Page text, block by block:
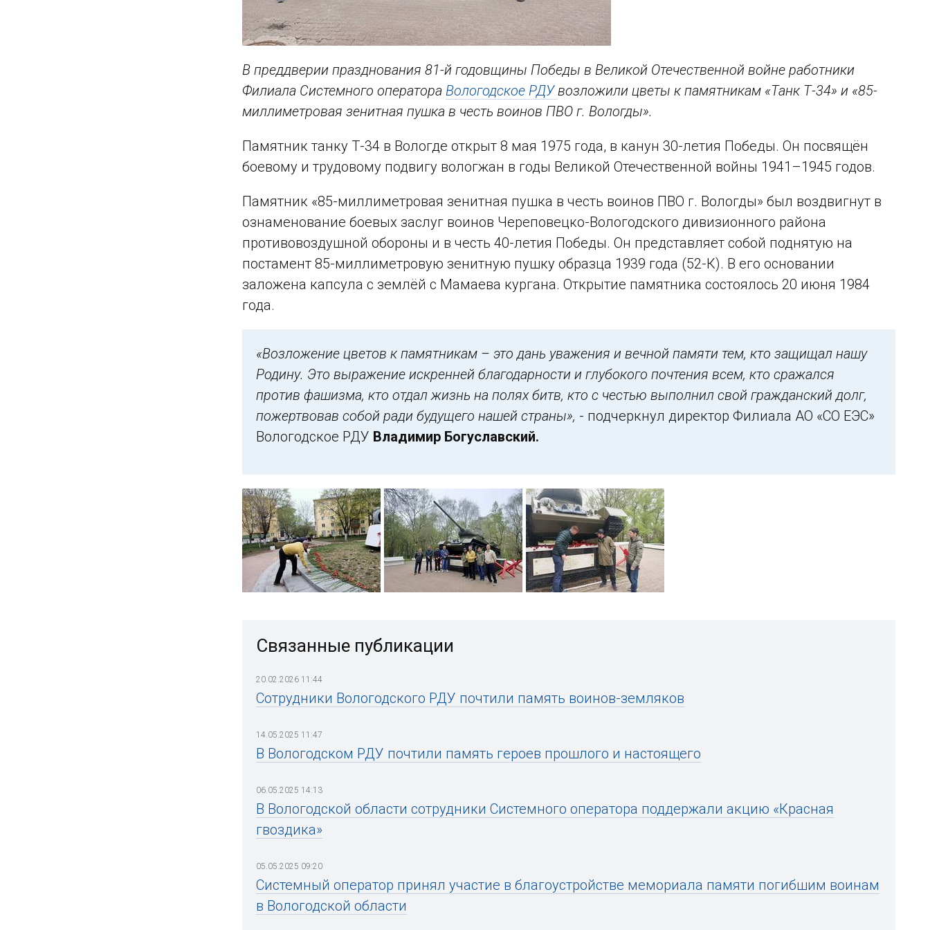
В преддверии празднования 81-й годовщины Победы в Великой Отечественной войне работники
Филиала Системного оператора Вологодское РДУвозложили цветы к памятникам «Танк Т-34» и «85-
миллиметровая зенитная пушка в честь воинов ПВО г. Вологды».
Памятник танку Т-34 в Вологде открыт 8 мая 1975 года, в канун 30-летия Победы. Он посвящён
боевому и трудовому подвигу вологжан в годы Великой Отечественной войны 1941–1945 годов.
Памятник «85-миллиметровая зенитная пушка в честь воинов ПВО г. Вологды» был воздвигнут в
ознаменование боевых заслуг воинов Череповецко-Вологодского дивизионного района
противовоздушной обороны и в честь 40-летия Победы. Он представляет собой поднятую на
постамент 85-миллиметровую зенитную пушку образца 1939 года (52-К). В его основании
заложена капсула с землёй с Мамаева кургана. Открытие памятника состоялось 20 июня 1984
года.
«Возложение цветов к памятникам – это дань уважения и вечной памяти тем, кто защищал нашу
Родину. Это выражение искренней благодарности и глубокого почтения всем, кто сражался
против фашизма, кто отдал жизнь на полях битв, кто с честью выполнил свой гражданский долг,
пожертвовав собой ради будущего нашей страны», - подчеркнул директор Филиала АО «СО ЕЭС»
Вологодское РДУ Владимир Богуславский.
Связанные публикации
20.02.2026 11:44
Сотрудники Вологодского РДУ почтили память воинов-земляков
14.05.2025 11:47
В Вологодском РДУ почтили память героев прошлого и настоящего
06.05.2025 14:13
В Вологодской области сотрудники Системного оператора поддержали акцию «Красная
гвоздика»
05.05.2025 09:20
Системный оператор принял участие в благоустройстве мемориала памяти погибшим воинам
в Вологодской области